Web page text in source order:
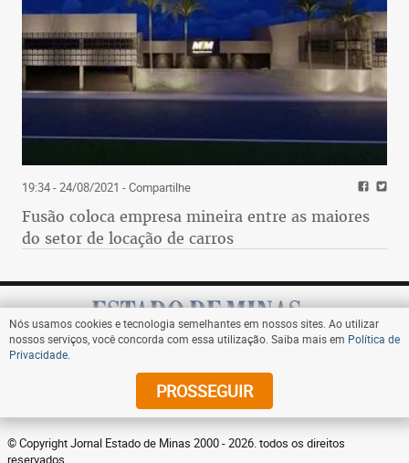
19:34 - 24/08/2021 - Compartilhe
Fusão coloca empresa mineira entre as maiores
do setor de locação de carros
Assine
© Copyright Jornal Estado de Minas 2000 - 2026. todos os direitos
reservados.
Nós usamos cookies e tecnologia semelhantes em nossos sites. Ao utilizar
nossos serviços, você concorda com essa utilização. Saiba mais em Política de
Privacidade
PROSSEGUIR